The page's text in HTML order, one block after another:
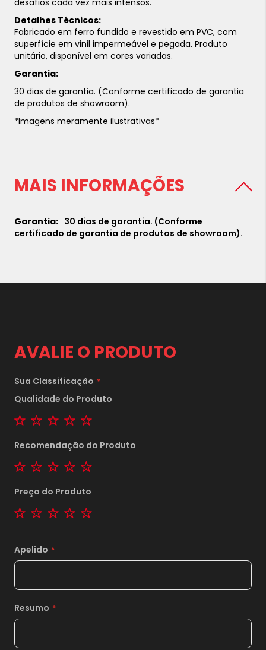
desafios cada vez mais intensos.
Detalhes Técnicos:
Fabricado em ferro fundido e revestido em PVC, com
superfície em vinil impermeável e pegada. Produto
unitário, disponível em cores variadas.
Garantia:
30 dias de garantia. (Conforme certificado de garantia
de produtos de showroom).
*Imagens meramente ilustrativas*
MAIS INFORMAÇÕES
30 dias de garantia. (Conforme
certificado de garantia de produtos de showroom).
AVALIE O PRODUTO
Sua Classificação
Qualidade do Produto
1 star2 stars3 stars4 stars
Recomendação do Produto
1 star2 stars3 stars4 stars
Preço do Produto
1 star2 stars3 stars4 stars
Apelido
Resumo